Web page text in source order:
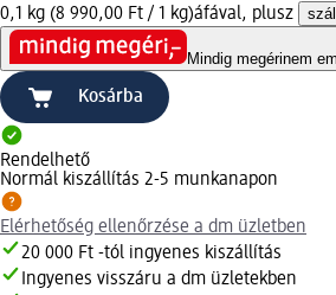
0,1 kg (8 990,00 Ft / 1 kg)áfával, plusz
Mindig megérinem
Kosárba
Rendelhető
Normál kiszállítás 2-5 munkanapon
Elérhetőség ellenőrzése a dm üzletben
20 000 Ft -tól ingyenes kiszállítás
Ingyenes visszáru a dm üzletekben